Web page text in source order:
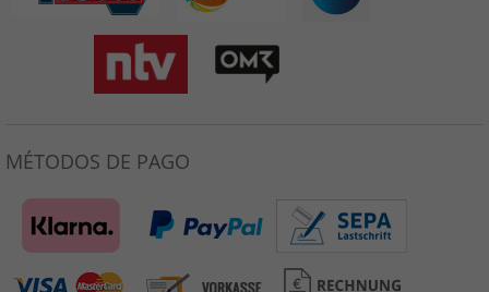
MÉTODOS DE PAGO